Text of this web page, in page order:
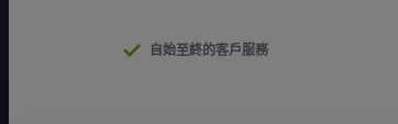
自始至終的客戶服務